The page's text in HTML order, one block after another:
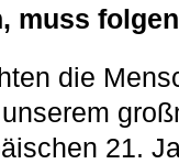
muss
die
21.